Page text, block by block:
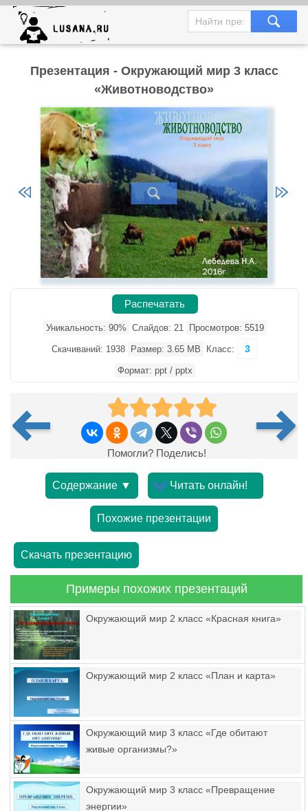
Презентация - Окружающий мир 3 класс
«Животноводство»
Распечатать
Уникальность: 90% Слайдов: 21 Просмотров: 5519
Скачиваний: 1938 Размер: 3.65 MB Класс: 3
Формат: ppt / pptx
Помогли? Поделись!
Содержание ▼ Читать онлайн!
Похожие презентации
Скачать презентацию
Примеры похожих презентаций
Окружающий мир 2 класс «Красная книга»
Окружающий мир 2 класс «План и карта»
Окружающий мир 3 класс «Где обитают
живые организмы?»
Окружающий мир 3 класс «Превращение
энергии»